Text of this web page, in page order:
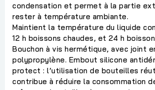
condensation et permet à la partie
rester à température ambiante.
Maintient la température du liquide
12 h boissons chaudes, et 24 h
Bouchon à vis hermétique, avec joint
polypropylène. Embout silicone
protect : l’utilisation de bouteilles
contribue à réduire la consommation